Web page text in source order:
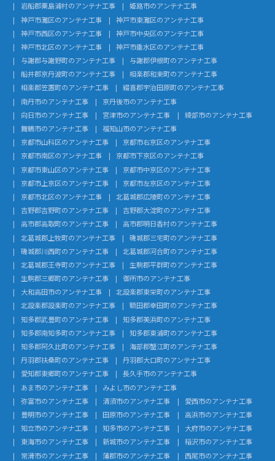
岩船郡粟島浦村のアンテナ工事
姫路市のアンテナ工事
神戸市灘区のアンテナ工事
神戸市東灘区のアンテナ工事
神戸市西区のアンテナ工事
神戸市中央区のアンテナ工事
神戸市北区のアンテナ工事
神戸市垂水区のアンテナ工事
与謝郡与謝野町のアンテナ工事
与謝郡伊根町のアンテナ工事
船井郡京丹波町のアンテナ工事
相楽郡和束町のアンテナ工事
相楽郡笠置町のアンテナ工事
綴喜郡宇治田原町のアンテナ工事
南丹市のアンテナ工事
京丹後市のアンテナ工事
向日市のアンテナ工事
宮津市のアンテナ工事
綾部市のアンテナ工事
舞鶴市のアンテナ工事
福知山市のアンテナ工事
京都市山科区のアンテナ工事
京都市右京区のアンテナ工事
京都市南区のアンテナ工事
京都市下京区のアンテナ工事
京都市東山区のアンテナ工事
京都市中京区のアンテナ工事
京都市上京区のアンテナ工事
京都市左京区のアンテナ工事
京都市北区のアンテナ工事
北葛城郡広陵町のアンテナ工事
吉野郡吉野町のアンテナ工事
吉野郡大淀町のアンテナ工事
高市郡高取町のアンテナ工事
高市郡明日香村のアンテナ工事
北葛城郡上牧町のアンテナ工事
磯城郡三宅町のアンテナ工事
磯城郡川西町のアンテナ工事
北葛城郡河合町のアンテナ工事
北葛城郡王寺町のアンテナ工事
生駒郡平群町のアンテナ工事
生駒郡三郷町のアンテナ工事
御所市のアンテナ工事
大和高田市のアンテナ工事
北設楽郡東栄町のアンテナ工事
北設楽郡設楽町のアンテナ工事
額田郡幸田町のアンテナ工事
知多郡武豊町のアンテナ工事
知多郡美浜町のアンテナ工事
知多郡南知多町のアンテナ工事
知多郡東浦町のアンテナ工事
知多郡阿久比町のアンテナ工事
海部郡蟹江町のアンテナ工事
丹羽郡扶桑町のアンテナ工事
丹羽郡大口町のアンテナ工事
愛知郡東郷町のアンテナ工事
長久手市のアンテナ工事
あま市のアンテナ工事
みよし市のアンテナ工事
弥富市のアンテナ工事
清須市のアンテナ工事
愛西市のアンテナ工事
豊明市のアンテナ工事
田原市のアンテナ工事
高浜市のアンテナ工事
知立市のアンテナ工事
知多市のアンテナ工事
大府市のアンテナ工事
東海市のアンテナ工事
新城市のアンテナ工事
稲沢市のアンテナ工事
常滑市のアンテナ工事
蒲郡市のアンテナ工事
西尾市のアンテナ工事